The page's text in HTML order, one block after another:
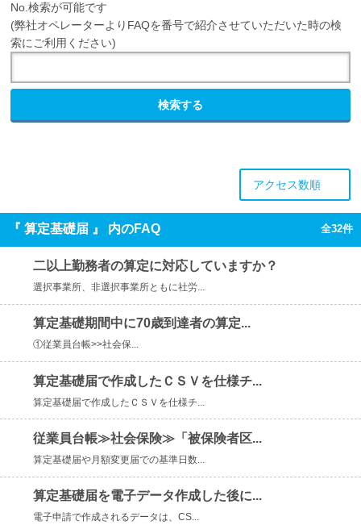
No.検索が可能です
(弊社オペレーターよりFAQを番号で紹介させていただいた時の検
索にご利用ください)
検索する
アクセス数順
『 算定基礎届 』 内のFAQ 全32件
二以上勤務者の算定に対応していますか？
選択事業所、非選択事業所ともに社労...
算定基礎期間中に70歳到達者の算定...
①従業員台帳>>社会保...
算定基礎届で作成したＣＳＶを仕様チ...
算定基礎届で作成したＣＳＶを仕様チ...
従業員台帳≫社会保険≫「被保険者区...
算定基礎届や月額変更届での基準日数...
算定基礎届を電子データ作成した後に...
電子申請で作成されるデータは、CS...